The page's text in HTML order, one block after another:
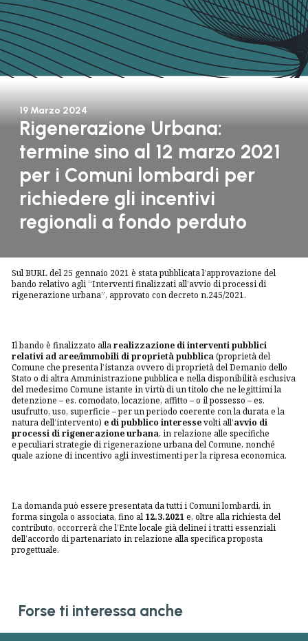
19 Marzo 2024
Rigenerazione Urbana:
termine sino al 12 marzo 2021
per i Comuni lombardi per
richiedere gli incentivi
regionali a fondo perduto
Sul BURL del 25 gennaio 2021 è stata pubblicata l’approvazione del
bando relativo agli “Interventi finalizzati all’avvio di processi di
rigenerazione urbana”, approvato con decreto n.245/2021.
Il bando è finalizzato allarealizzazione di interventi pubblici
relativi ad aree/immobili di proprietà pubblica(proprietà del
Comune che presenta l’istanza ovvero di proprietà del Demanio dello
Stato o di altra Amministrazione pubblica e nella disponibilità esclusiva
del medesimo Comune istante in virtù di un titolo che ne legittimi la
detenzione – es. comodato, locazione, affitto – o il possesso – es.
usufrutto, uso, superficie – per un periodo coerente con la durata e la
natura dell’intervento) e di pubblico interessevolti all’avvio di
processi di rigenerazione urbana, in relazione alle specifiche
e peculiari strategie di rigenerazione urbana del Comune, nonché
quale azione di incentivo agli investimenti per la ripresa economica.
La domanda può essere presentata da tutti i Comuni lombardi, in
forma singola o associata, fino al 12.3.2021 e, oltre alla richiesta del
contributo, occorrerà che l’Ente locale già delinei i tratti essenziali
dell’accordo di partenariato in relazione alla specifica proposta
progettuale.
Forse ti interessa anche